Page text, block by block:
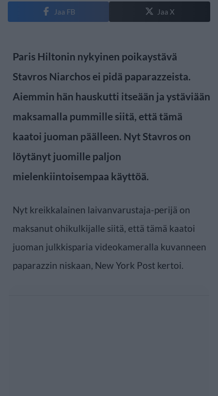
Jaa FB Jaa X
Paris Hiltonin nykyinen poikaystävä
Stavros Niarchos ei pidä paparazzeista.
Aiemmin hän hauskutti itseään ja ystäviään
maksamalla pummille siitä, että tämä
kaatoi juoman päälleen. Nyt Stavros on
löytänyt juomille paljon
mielenkiintoisempaa käyttöä.
Nyt kreikkalainen laivanvarustaja-perijä on
maksanut ohikulkijalle siitä, että tämä kaatoi
juoman julkkisparia videokameralla kuvanneen
paparazzin niskaan, New York Post kertoi.